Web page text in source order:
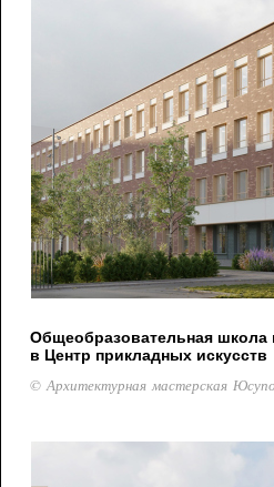
Общеобразовательная школа
в Центр прикладных искусств
© Архитектурная мастерская